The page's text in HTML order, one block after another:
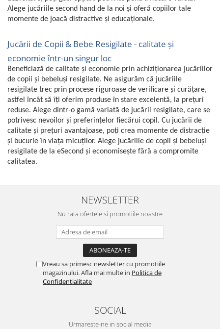
Alege jucăriile second hand de la noi și oferă copiilor tale
momente de joacă distractive și educaționale.
Jucării de Copii & Bebe Resigilate - calitate și
economie într-un singur loc
Beneficiază de calitate și economie prin achiziționarea jucăriilor
de copii și bebeluși resigilate. Ne asigurăm că jucăriile
resigilate trec prin procese riguroase de verificare și curățare,
astfel încât să îți oferim produse în stare excelentă, la prețuri
reduse. Alege dintr-o gamă variată de jucării resigilate, care se
potrivesc nevoilor și preferințelor fiecărui copil. Cu jucării de
calitate și prețuri avantajoase, poți crea momente de distracție
și bucurie în viața micuților. Alege jucăriile de copii și bebeluși
resigilate de la eSecond și economisește fără a compromite
calitatea.
NEWSLETTER
Nu rata ofertele si promotiile noastre
Vreau sa primesc newsletter cu promotiile
magazinului. Afla mai multe in Politica de
Confidentialitate
SOCIAL
Urmareste-ne in social media